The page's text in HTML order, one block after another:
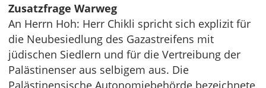
Zusatzfrage Warweg
An Herrn Hoh: Herr Chikli spricht sich explizit für
die Neubesiedlung des Gazastreifens mit
jüdischen Siedlern und für die Vertreibung der
Palästinenser aus selbigem aus. Die
Palästinensische Autonomiebehörde bezeichnete